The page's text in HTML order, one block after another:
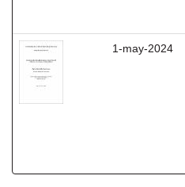
1-may-2024